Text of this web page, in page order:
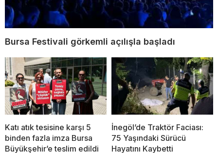
Bursa Festivali görkemli açılışla başladı
Katı atık tesisine karşı 5
binden fazla imza Bursa
Büyükşehir’e teslim edildi
İnegöl’de Traktör Faciası:
75 Yaşındaki Sürücü
Hayatını Kaybetti